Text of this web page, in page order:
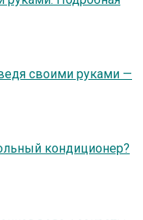
своими руками —
кондиционер?